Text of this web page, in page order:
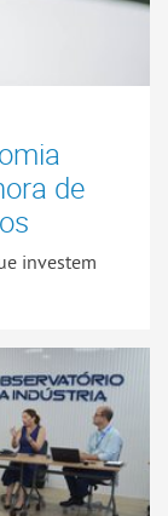
de
investem